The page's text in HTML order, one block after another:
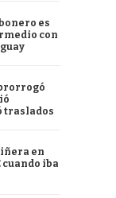
es
con
traslados
en
cuando iba